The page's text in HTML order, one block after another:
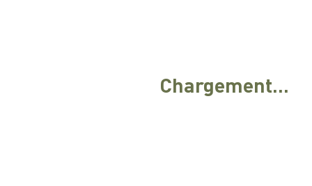
Chargement...